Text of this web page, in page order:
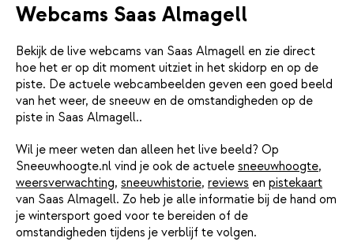
Webcams Saas Almagell
Bekijk de live webcams van Saas Almagell en zie direct
hoe het er op dit moment uitziet in het skidorp en op de
piste. De actuele webcambeelden geven een goed beeld
van het weer, de sneeuw en de omstandigheden op de
piste in Saas Almagell..
Wil je meer weten dan alleen het live beeld? Op
Sneeuwhoogte.nl vind je ook de actuele sneeuwhoogte,
weersverwachting, sneeuwhistorie, reviews en pistekaart
van Saas Almagell. Zo heb je alle informatie bij de hand om
je wintersport goed voor te bereiden of de
omstandigheden tijdens je verblijf te volgen.